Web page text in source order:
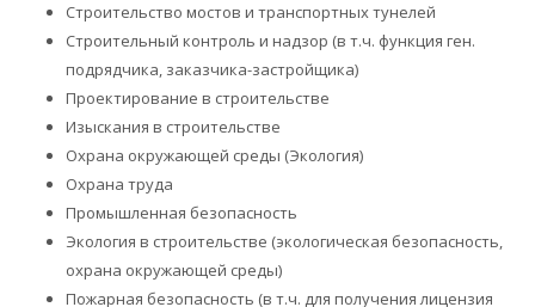
Строительство мостов и транспортных тунелей
Строительный контроль и надзор (в т.ч. функция ген.
подрядчика, заказчика-застройщика)
Проектирование в строительстве
Изыскания в строительстве
Охрана окружающей среды (Экология)
Охрана труда
Промышленная безопасность
Экология в строительстве (экологическая безопасность,
охрана окружающей среды)
Пожарная безопасность (в т.ч. для получения лицензия